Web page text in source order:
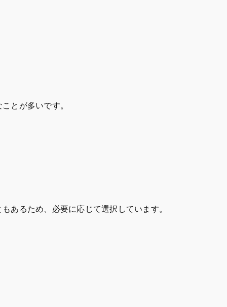
とが多いです。
あるため、必要に応じて選択しています。